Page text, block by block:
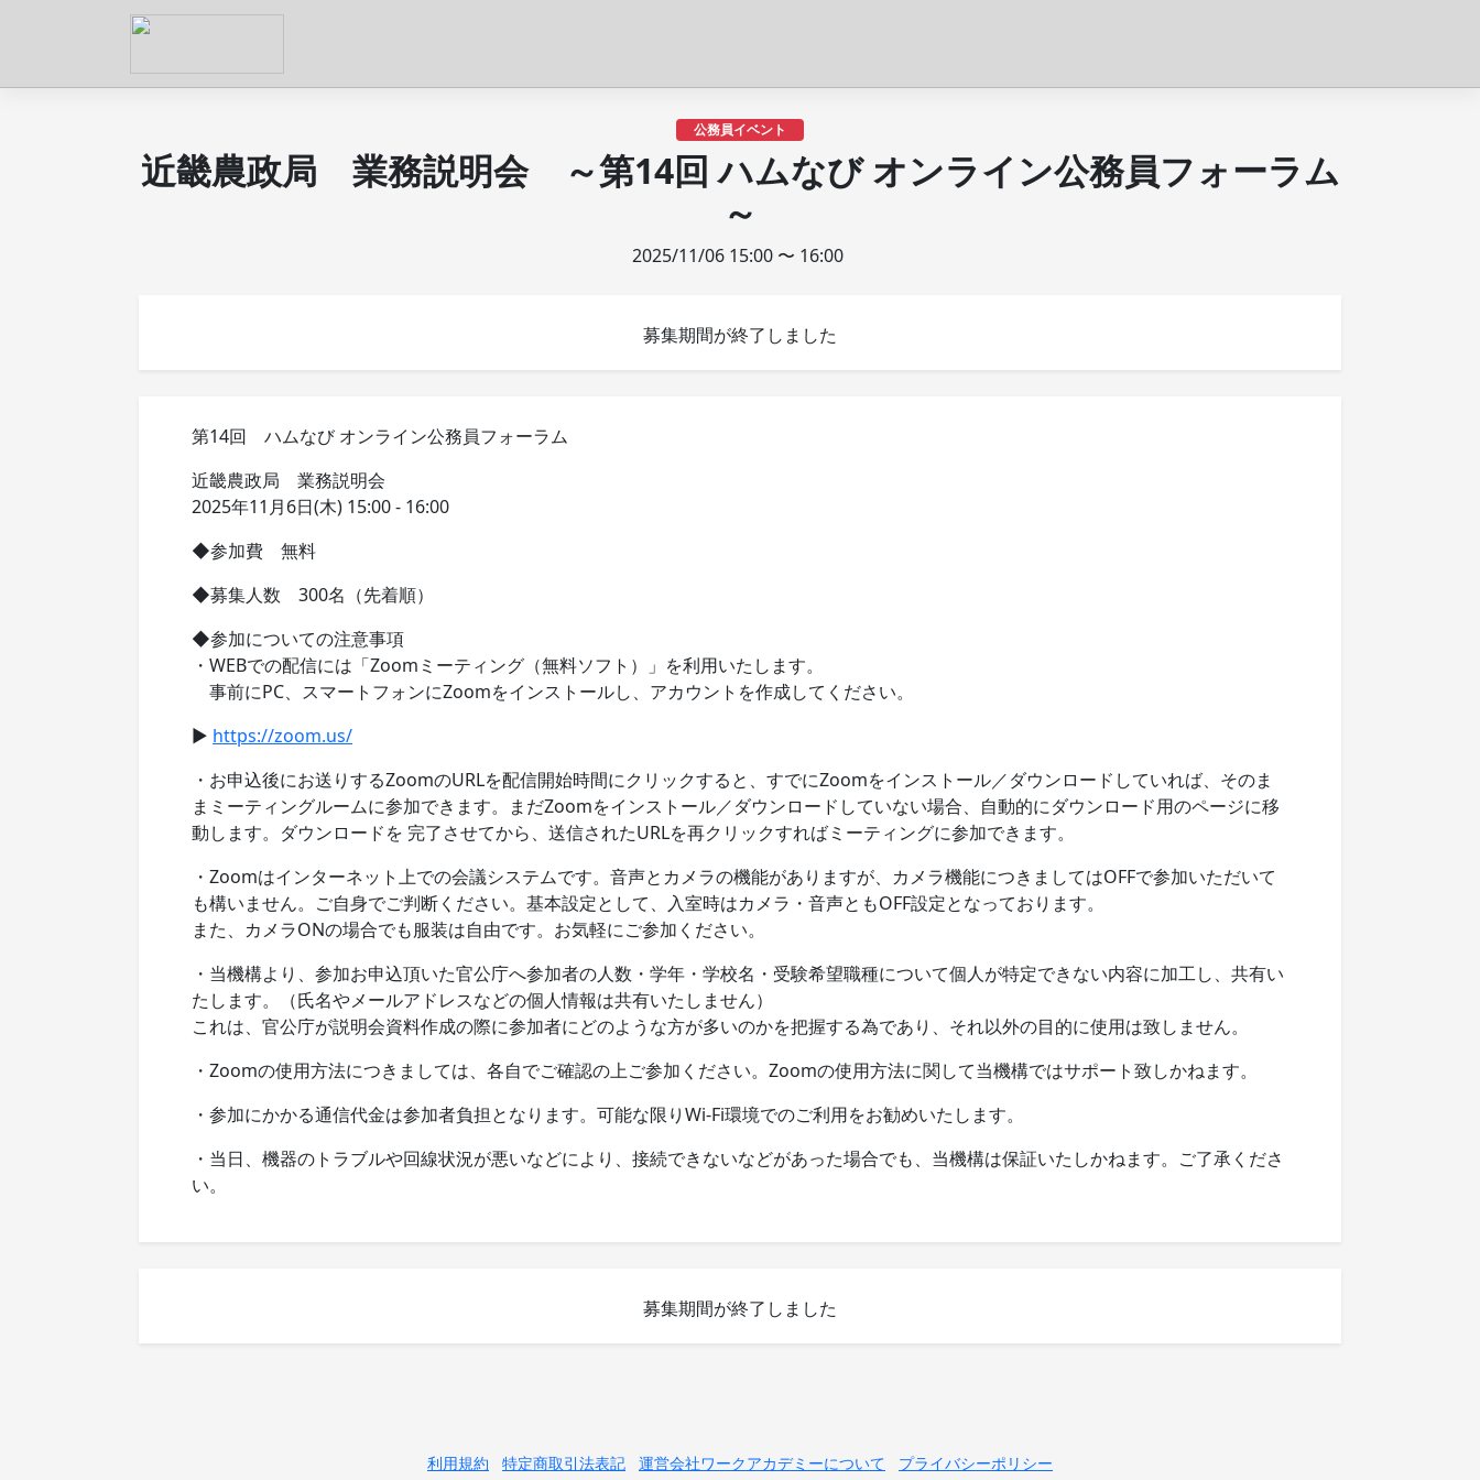
公務員イベント
近畿農政局 業務説明会 ～第14回 ハムなび オンライン公務員フォーラム
～
2025/11/06 15:00 〜 16:00
募集期間が終了しました
第14回 ハムなび オンライン公務員フォーラム
近畿農政局 業務説明会
2025年11月6日(木) 15:00 - 16:00
◆参加費 無料
◆募集人数 300名（先着順）
◆参加についての注意事項
・WEBでの配信には「Zoomミーティング（無料ソフト）」を利用いたします。
事前にPC、スマートフォンにZoomをインストールし、アカウントを作成してください。
▶ https://zoom.us/
・お申込後にお送りするZoomのURLを配信開始時間にクリックすると、すでにZoomをインストール／ダウンロードしていれば、そのま
まミーティングルームに参加できます。まだZoomをインストール／ダウンロードしていない場合、自動的にダウンロード用のページに移
動します。ダウンロードを 完了させてから、送信されたURLを再クリックすればミーティングに参加できます。
・Zoomはインターネット上での会議システムです。音声とカメラの機能がありますが、カメラ機能につきましてはOFFで参加いただいて
も構いません。ご自身でご判断ください。基本設定として、入室時はカメラ・音声ともOFF設定となっております。
また、カメラONの場合でも服装は自由です。お気軽にご参加ください。
・当機構より、参加お申込頂いた官公庁へ参加者の人数・学年・学校名・受験希望職種について個人が特定できない内容に加工し、共有い
たします。（氏名やメールアドレスなどの個人情報は共有いたしません）
これは、官公庁が説明会資料作成の際に参加者にどのような方が多いのかを把握する為であり、それ以外の目的に使用は致しません。
・Zoomの使用方法につきましては、各自でご確認の上ご参加ください。Zoomの使用方法に関して当機構ではサポート致しかねます。
・参加にかかる通信代金は参加者負担となります。可能な限りWi-Fi環境でのご利用をお勧めいたします。
・当日、機器のトラブルや回線状況が悪いなどにより、接続できないなどがあった場合でも、当機構は保証いたしかねます。ご了承くださ
い。
募集期間が終了しました
利用規約 特定商取引法表記 運営会社ワークアカデミーについて プライバシーポリシー